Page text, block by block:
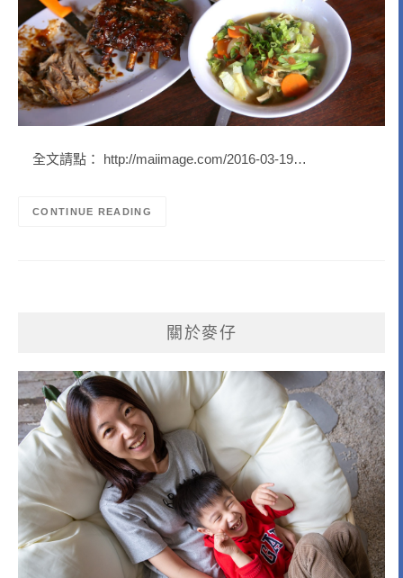
全文請點： http://maiimage.com/2016-03-19…
CONTINUE READING
關於麥仔